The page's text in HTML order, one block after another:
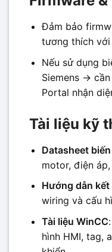
Đảm bảo
tương thích với
Nếu sử dụng
Siemens → cần
Portal nhận
Tài liệu kỹ
Datasheet
motor, điện
Hướng dẫn
wiring và cấu
Tài liệu WinCC
hình HMI, tag,